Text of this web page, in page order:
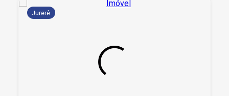
Jurerê